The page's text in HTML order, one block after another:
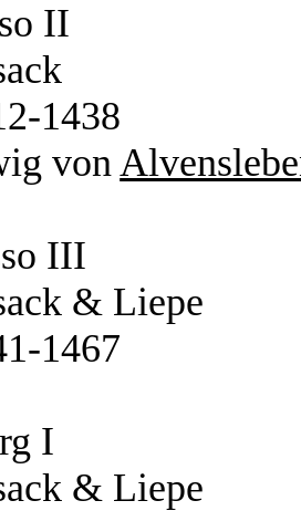
von
& Liepe
1467
I
& Liepe